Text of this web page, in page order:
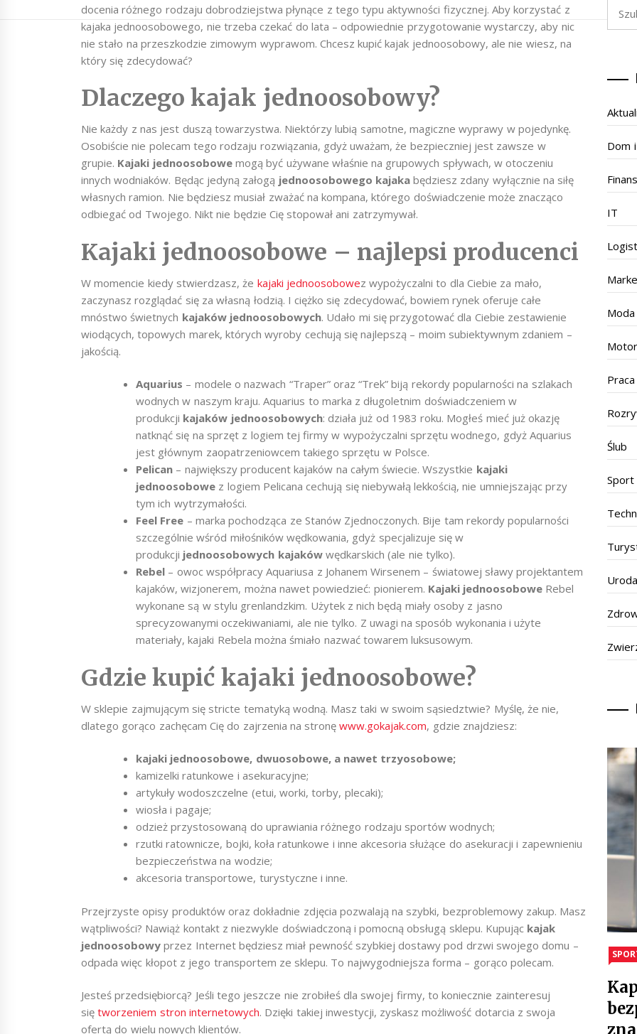
docenia różnego rodzaju dobrodziejstwa płynące z tego typu aktywności fizycznej. Aby korzystać z
kajaka jednoosobowego, nie trzeba czekać do lata – odpowiednie przygotowanie wystarczy, aby nic
nie stało na przeszkodzie zimowym wyprawom. Chcesz kupić kajak jednoosobowy, ale nie wiesz, na
który się zdecydować?
Dlaczego kajak jednoosobowy?
Nie każdy z nas jest duszą towarzystwa. Niektórzy lubią samotne, magiczne wyprawy w pojedynkę.
Osobiście nie polecam tego rodzaju rozwiązania, gdyż uważam, że bezpieczniej jest zawsze w
grupie. Kajaki jednoosobowe mogą być używane właśnie na grupowych spływach, w otoczeniu
innych wodniaków. Będąc jedyną załogą jednoosobowego kajakabędziesz zdany wyłącznie na siłę
własnych ramion. Nie będziesz musiał zważać na kompana, którego doświadczenie może znacząco
odbiegać od Twojego. Nikt nie będzie Cię stopował ani zatrzymywał.
Kajaki jednoosobowe – najlepsi producenci
W momencie kiedy stwierdzasz, że kajaki jednoosobowez wypożyczalni to dla Ciebie za mało,
zaczynasz rozglądać się za własną łodzią. I ciężko się zdecydować, bowiem rynek oferuje całe
mnóstwo świetnych kajaków jednoosobowych. Udało mi się przygotować dla Ciebie zestawienie
wiodących, topowych marek, których wyroby cechują się najlepszą – moim subiektywnym zdaniem –
jakością.
Aquarius – modele o nazwach “Traper” oraz “Trek” biją rekordy popularności na szlakach
wodnych w naszym kraju. Aquarius to marka z długoletnim doświadczeniem w
produkcji kajaków jednoosobowych: działa już od 1983 roku. Mogłeś mieć już okazję
natknąć się na sprzęt z logiem tej firmy w wypożyczalni sprzętu wodnego, gdyż Aquarius
jest głównym zaopatrzeniowcem takiego sprzętu w Polsce.
Pelican – największy producent kajaków na całym świecie. Wszystkie kajaki
jednoosobowe z logiem Pelicana cechują się niebywałą lekkością, nie umniejszając przy
tym ich wytrzymałości.
Feel Free – marka pochodząca ze Stanów Zjednoczonych. Bije tam rekordy popularności
szczególnie wśród miłośników wędkowania, gdyż specjalizuje się w
produkcji jednoosobowych kajaków wędkarskich (ale nie tylko).
Rebel – owoc współpracy Aquariusa z Johanem Wirsenem – światowej sławy projektantem
kajaków, wizjonerem, można nawet powiedzieć: pionierem. Kajaki jednoosobowe Rebel
wykonane są w stylu grenlandzkim. Użytek z nich będą miały osoby z jasno
sprecyzowanymi oczekiwaniami, ale nie tylko. Z uwagi na sposób wykonania i użyte
materiały, kajaki Rebela można śmiało nazwać towarem luksusowym.
Gdzie kupić kajaki jednoosobowe?
W sklepie zajmującym się stricte tematyką wodną. Masz taki w swoim sąsiedztwie? Myślę, że nie,
dlatego gorąco zachęcam Cię do zajrzenia na stronęwww.gokajak.com, gdzie znajdziesz:
kajaki jednoosobowe, dwuosobowe, a nawet trzyosobowe;
kamizelki ratunkowe i asekuracyjne;
artykuły wodoszczelne (etui, worki, torby, plecaki);
wiosła i pagaje;
odzież przystosowaną do uprawiania różnego rodzaju sportów wodnych;
rzutki ratownicze, bojki, koła ratunkowe i inne akcesoria służące do asekuracji i zapewnieniu
bezpieczeństwa na wodzie;
akcesoria transportowe, turystyczne i inne.
Przejrzyste opisy produktów oraz dokładnie zdjęcia pozwalają na szybki, bezproblemowy zakup. Masz
wątpliwości? Nawiąż kontakt z niezwykle doświadczoną i pomocną obsługą sklepu. Kupując kajak
jednoosobowyprzez Internet będziesz miał pewność szybkiej dostawy pod drzwi swojego domu –
odpada więc kłopot z jego transportem ze sklepu. To najwygodniejsza forma – gorąco polecam.
Jesteś przedsiębiorcą? Jeśli tego jeszcze nie zrobiłeś dla swojej firmy, to koniecznie zainteresuj
siętworzeniem stron internetowych. Dzięki takiej inwestycji, zyskasz możliwość dotarcia z swoja
ofertą do wielu nowych klientów.
Dom
IT
Moda
Praca
Ślub
Sport